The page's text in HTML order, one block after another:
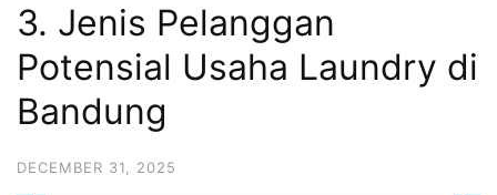
3. Jenis Pelanggan
Potensial Usaha Laundry di
Bandung
DECEMBER 31, 2025